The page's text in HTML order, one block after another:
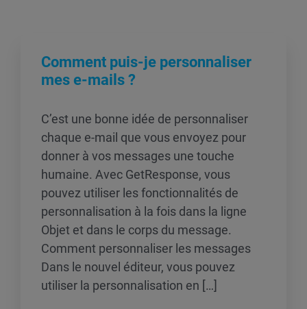
Comment puis-je personnaliser
mes e-mails ?
C’est une bonne idée de personnaliser
chaque e-mail que vous envoyez pour
donner à vos messages une touche
humaine. Avec GetResponse, vous
pouvez utiliser les fonctionnalités de
personnalisation à la fois dans la ligne
Objet et dans le corps du message.
Comment personnaliser les messages
Dans le nouvel éditeur, vous pouvez
utiliser la personnalisation en […]